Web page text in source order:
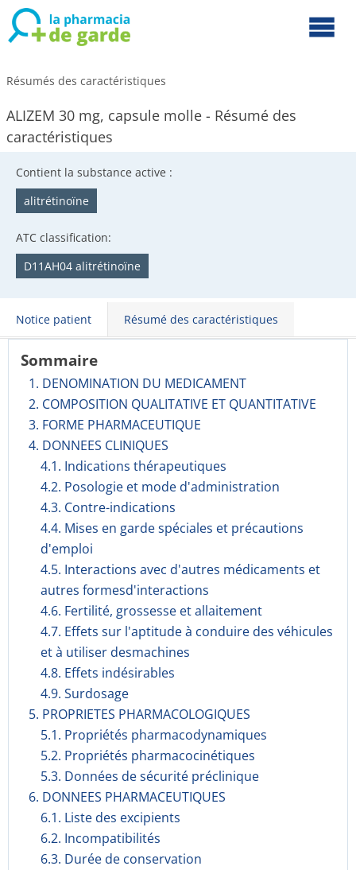
Résumés des caractéristiques
ALIZEM 30 mg, capsule molle - Résumé des
caractéristiques
Contient la substance active :
alitrétinoïne
ATC classification:
D11AH04 alitrétinoïne
Notice patient Résumé des caractéristiques
Sommaire
1. DENOMINATION DU MEDICAMENT
2. COMPOSITION QUALITATIVE ET QUANTITATIVE
3. FORME PHARMACEUTIQUE
4. DONNEES CLINIQUES
4.1. Indications thérapeutiques
4.2. Posologie et mode d'administration
4.3. Contre-indications
4.4. Mises en garde spéciales et précautions
d'emploi
4.5. Interactions avec d'autres médicaments et
autres formesd'interactions
4.6. Fertilité, grossesse et allaitement
4.7. Effets sur l'aptitude à conduire des véhicules
et à utiliser desmachines
4.8. Effets indésirables
4.9. Surdosage
5. PROPRIETES PHARMACOLOGIQUES
5.1. Propriétés pharmacodynami­ques
5.2. Propriétés pharmacocinéti­ques
5.3. Données de sécurité préclinique
6. DONNEES PHARMACEUTIQUES
6.1. Liste des excipients
6.2. Incompati­bilités
6.3. Durée de conservation